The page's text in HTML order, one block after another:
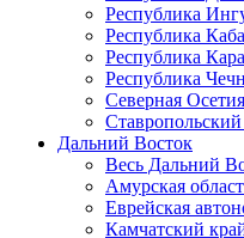
Республика
Республика
Республика
Республика
Северная
Дальний Восток
Весь Дальний
Амурская
Еврейская
Камчатский